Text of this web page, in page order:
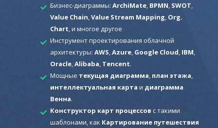
Бизнес-диаграммы: ArchiMate, BPMN SWOT
Value Chain Value Stream Mapping Org.
Chart , и многое другое
Инструмент проектирования облачной
архитектуры: AWS Azure, Google Cloud IBM
Oracle, Alibaba Tencent.
Мощные текущая диаграмма план этажа
интеллектуальная карта и диаграмма
Венна.
Конструктор карт процессов с такими
шаблонами, как Картирование путешествия